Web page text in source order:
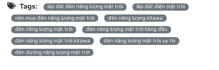
Tags: lắp đặt đèn năng lượng mặt trời
lắp đặt điện mặt trời
nên mua đèn năng lượng mặt trời
đèn năng lượng kitawa
đèn năng lượng mặt trời
đèn năng lượng mặt trời hàng đầu
đèn năng lượng mặt trời kitawa
đèn năng lượng mặt trời uy tín
đèn đường năng lượng mặt trời